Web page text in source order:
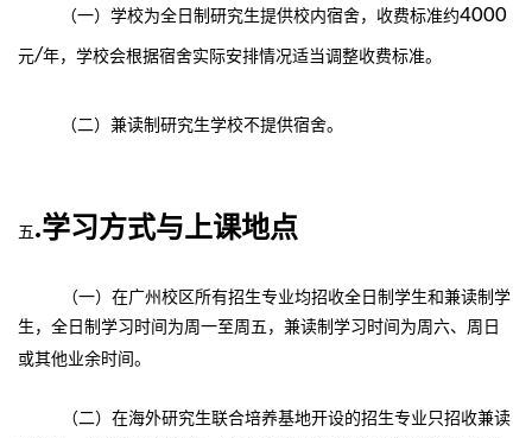
（一）学校为全日制研究生提供校内宿舍，收费标准约4000
元/年，学校会根据宿舍实际安排情况适当调整收费标准。
（二）兼读制研究生学校不提供宿舍。
五.学习方式与上课地点
（一）在广州校区所有招生专业均招收全日制学生和兼读制学
生，全日制学习时间为周一至周五，兼读制学习时间为周六、周日
或其他业余时间。
（二）在海外研究生联合培养基地开设的招生专业只招收兼读